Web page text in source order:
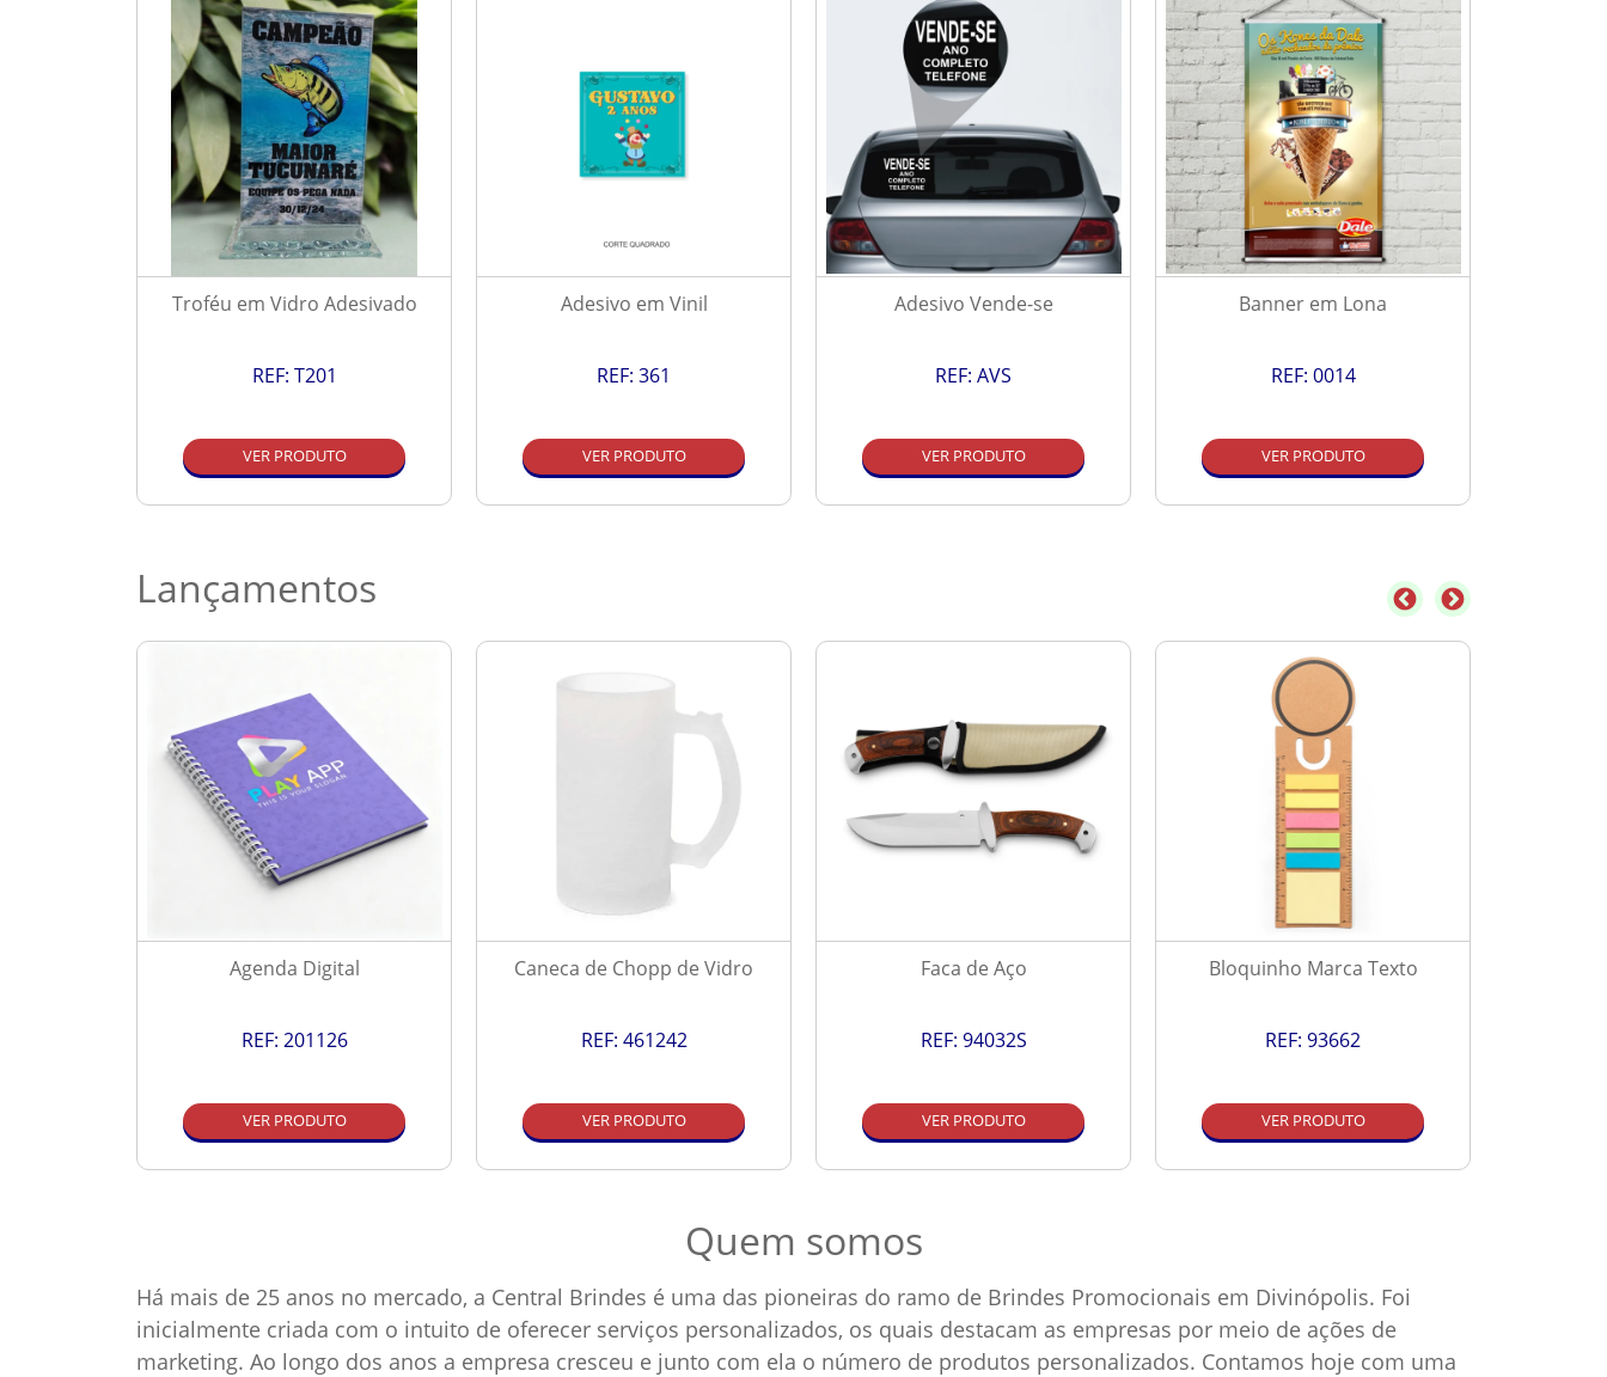
Troféu em Vidro Adesivado
REF: T201
VER PRODUTO
Adesivo em Vinil
REF: 361
VER PRODUTO
Adesivo Vende-se
REF: AVS
VER PRODUTO
Banner em Lona
REF: 0014
VER PRODUTO
Lançamentos
Agenda Digital
REF: 201126
VER PRODUTO
Caneca de Chopp de Vidro
REF: 461242
VER PRODUTO
Faca de Aço
REF: 94032S
VER PRODUTO
Bloquinho Marca Texto
REF: 93662
VER PRODUTO
Quem somos
Há mais de 25 anos no mercado, a Central Brindes é uma das pioneiras do ramo de Brindes Promocionais em Divinópolis. Foi
inicialmente criada com o intuito de oferecer serviços personalizados, os quais destacam as empresas por meio de ações de
marketing. Ao longo dos anos a empresa cresceu e junto com ela o número de produtos personalizados. Contamos hoje com uma